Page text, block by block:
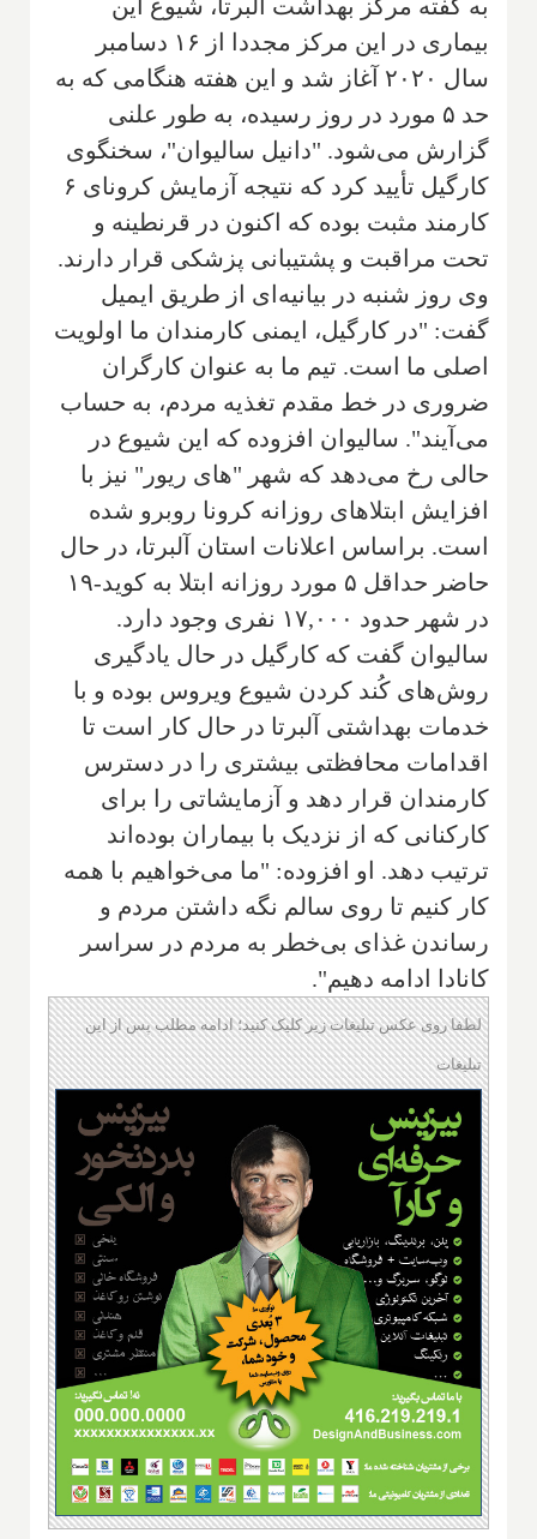
به گفته مرکز بهداشت آلبرتا، شیوع این
بیماری در این مرکز مجددا از ۱۶ دسامبر
سال ۲۰۲۰ آغاز شد و این هفته هنگامی که به
حد ۵ مورد در روز رسیده، به طور علنی
گزارش می‌شود. "دانیل سالیوان"، سخنگوی
کارگیل تأیید کرد که نتیجه آزمایش کرونای ۶
کارمند مثبت بوده که اکنون در قرنطینه و
تحت مراقبت و پشتیبانی پزشکی قرار دارند.
وی روز شنبه در بیانیه‌ای از طریق ایمیل
گفت: "در کارگیل، ایمنی کارمندان ما اولویت
اصلی ما است. تیم ما به عنوان کارگران
ضروری در خط مقدم تغذیه مردم، به حساب
می‌آیند". سالیوان افزوده که این شیوع در
حالی رخ می‌دهد که شهر "های ریور" نیز با
افزایش ابتلاهای روزانه کرونا روبرو شده
است. براساس اعلانات استان آلبرتا، در حال
حاضر حداقل ۵ مورد روزانه ابتلا به کوید-۱۹
در شهر حدود ۱۷,۰۰۰ نفری وجود دارد.
سالیوان گفت که کارگیل در حال یادگیری
روش‌های کُند کردن شیوع ویروس بوده و با
خدمات بهداشتی آلبرتا در حال کار است تا
اقدامات محافظتی بیشتری را در دسترس
کارمندان قرار دهد و آزمایشاتی را برای
کارکنانی که از نزدیک با بیماران بوده‌اند
ترتیب دهد. او افزوده: "ما می‌خواهیم با همه
كار كنیم تا روی سالم نگه داشتن مردم و
رساندن غذای بی‌خطر به مردم در سراسر
كانادا ادامه دهیم".
لطفا روی عکس تبلیغات زیر کلیک کنید؛ ادامه مطلب پس از این
تبلیغات